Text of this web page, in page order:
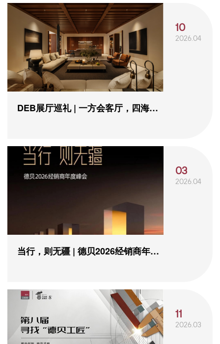
DEB展厅巡礼 | 一方会客厅，四海风
10
2026.04
当行，则无疆 | 德贝2026经销商年度
03
2026.04
11
2026.03